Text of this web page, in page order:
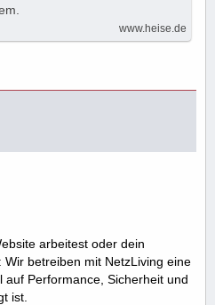
www.heise.de
arbeitest oder dein
betreiben mit NetzLiving eine
auf Performance, Sicherheit und
ist.